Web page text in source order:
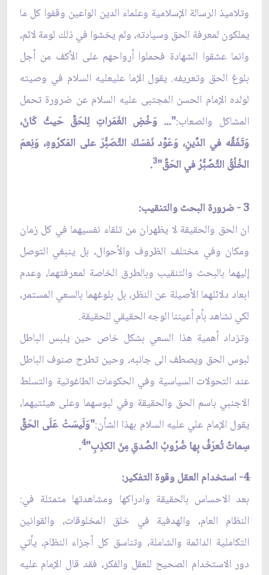
وتلاميذ الرسالة الإسلامية وعلماء الدين الواعين وقفوا كل ما
يملكون لمعرفة الحق وسيادته، ولم يخشوا في ذلك لومة لائم،
وانما عشقوا الشهادة فحملوا أرواحهم على الأكف من أجل
بلوغ الحق وتعريفه. يقول الإما علي‏عليه السلام في وصيته
لولده الإمام الحسن المجتبى عليه السلام عن ضرورة تحمل
المشاكل والصعاب:"... وَخُضِ الغَمَراتِ لِلحَقّ‏ِ حَيثُ كَانَ،
وَتَفَقَّه في الدِّينِ، وَعَوِّد نَفسَكَ التَّصَبُّرَ على المَكرُوهِ، وَنِعمَ
الخُلُقُ التَّصًبُّرُ في الحَقّ‏ِ"3
.
3 - ضرورة البحث والتنقيب:
ان الحق والحقيقة لا يظهران من تلقاء نفسيهما في كل زمان
ومكان وفي مختلف الظروف والأحوال، بل ينبغي التوصل
إليهما بالبحث والتنقيب وبالطرق الخاصة لمعرفتهما، وعدم
ابعاد دلائلهما الأصيلة عن النظر، بل بلوغهما بالسعي المستمر،
لكي نشاهد بأم أعيننا الوجه الحقيقي للحقيقة.
وتزداد أهمية هذا السعي بشكل خاص حين يلبس الباطل
لبوس الحق ويصطف الى جانبه، وحين تطرح صنوف الباطل
عند التحولات السياسية وفي الحكومات الطاغوتية والتسلط
الاجنبي باسم الحق والحقيقة وفي لبوسهما وعلى هيئتيهما،
يقول الإمام علي عليه السلام بهذا الشأن:"وَلَيسَتْ عَلَى الحَقّ‏ِ
سِماتٌ تُعرَفُ بِها ضُرُوبُ الصِّدقِ مِنَ الكذِبِ"4
.
4- استخدام العقل وقوة التفكير:
بعد الاحساس بالحقيقة وادراكها ومشاهدتها متمثلة في:
النظام العام، والهدفية في خلق المخلوقات، والقوانين
التكاملية الدائمة والشاملة، وتناسق كل أجزاء النظام، يأتي
دور الاستخدام الصحيح للعقل والفكر، فقد قال الإمام عليه